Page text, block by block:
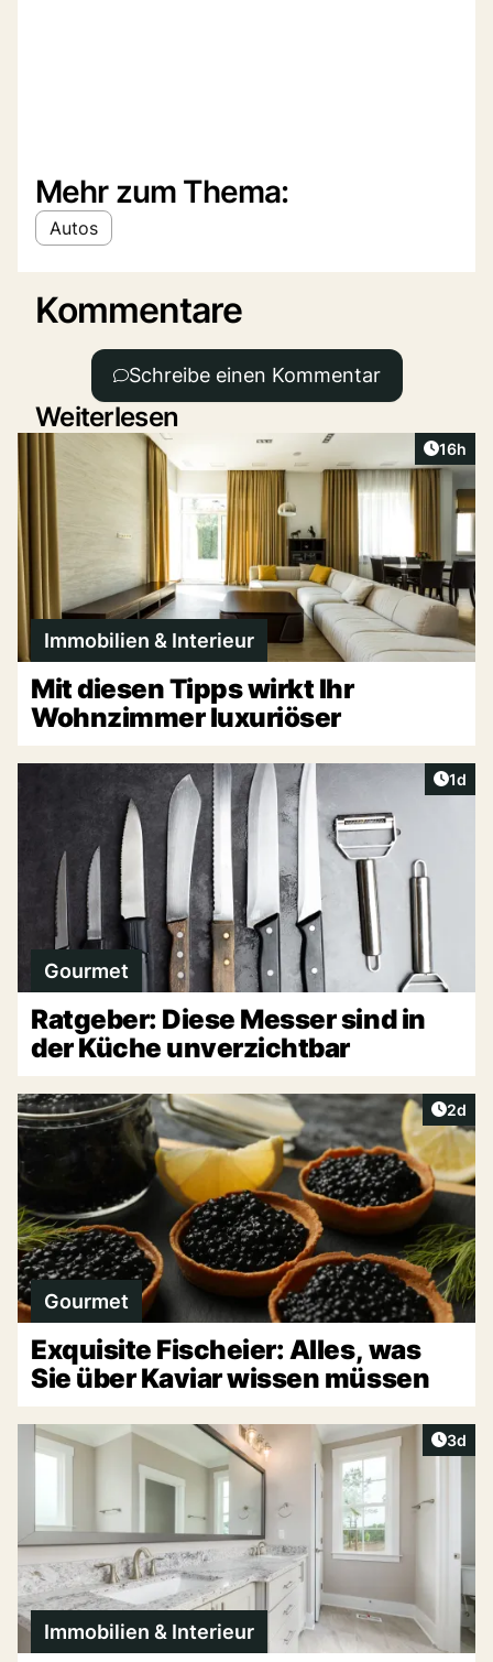
Mehr zum Thema:
Autos
Kommentare
Schreibe einen Kommentar
Weiterlesen
Artikel
16h
Immobilien & Interieur
Mit diesen Tipps wirkt Ihr
Wohnzimmer luxuriöser
1d
Gourmet
Ratgeber: Diese Messer sind in
der Küche unverzichtbar
2d
Gourmet
Exquisite Fischeier: Alles, was
Sie über Kaviar wissen müssen
3d
Immobilien & Interieur